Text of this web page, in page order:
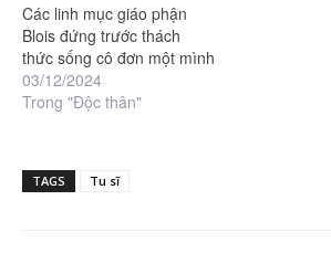
Các linh mục giáo phận
Blois đứng trước thách
thức sống cô đơn một mình
03/12/2024
Trong "Độc thân"
TAGS Tu sĩ